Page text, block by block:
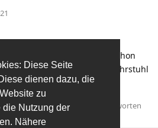
Diese Seite
dienen dazu, die
zu
Nutzung der
Nähere
Diambou. Wow. Das ist schon
Jimmy schon sagte: der Fahrstuhl
Antworten
das.